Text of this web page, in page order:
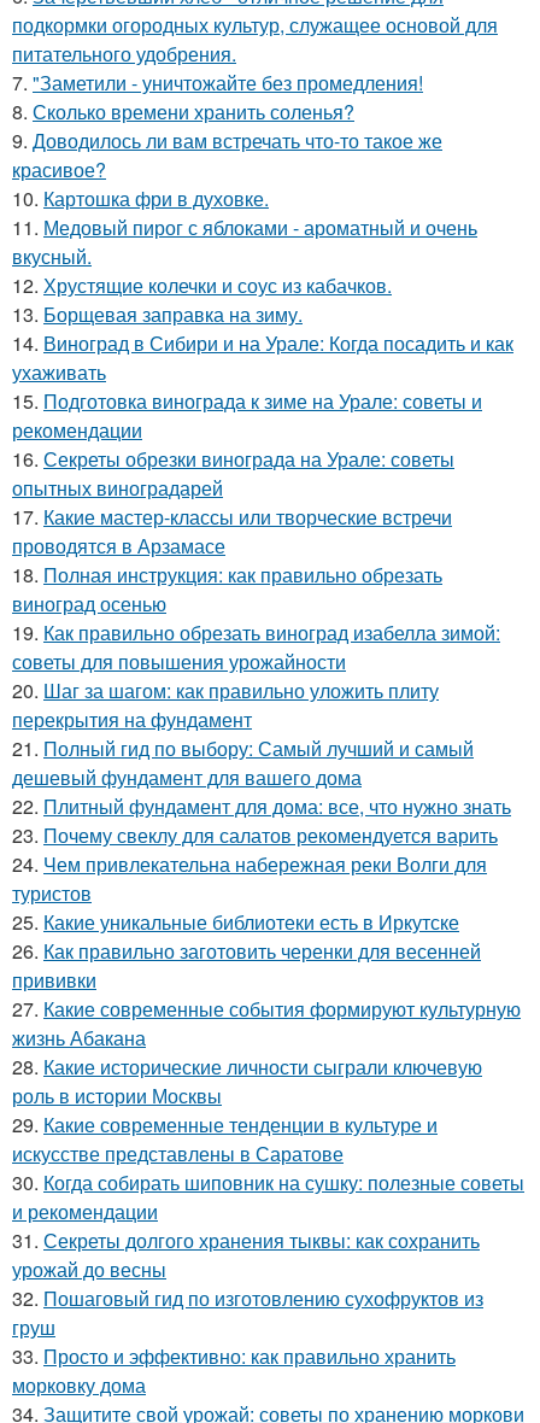
подкормки огородных культур, служащее основой для
питательного удобрения.
7. "Заметили - уничтожайте без промедления!
8. Сколько времени хранить соленья?
9. Доводилось ли вам встречать что-то такое же
красивое?
10. Картошка фри в духовке.
11. Медовый пирог с яблоками - ароматный и очень
вкусный.
12. Хрустящие колечки и соус из кабачков.
13. Борщевая заправка на зиму.
14. Виноград в Сибири и на Урале: Когда посадить и как
ухаживать
15. Подготовка винограда к зиме на Урале: советы и
рекомендации
16. Секреты обрезки винограда на Урале: советы
опытных виноградарей
17. Какие мастер-классы или творческие встречи
проводятся в Арзамасе
18. Полная инструкция: как правильно обрезать
виноград осенью
19. Как правильно обрезать виноград изабелла зимой:
советы для повышения урожайности
20. Шаг за шагом: как правильно уложить плиту
перекрытия на фундамент
21. Полный гид по выбору: Самый лучший и самый
дешевый фундамент для вашего дома
22. Плитный фундамент для дома: все, что нужно знать
23. Почему свеклу для салатов рекомендуется варить
24. Чем привлекательна набережная реки Волги для
туристов
25. Какие уникальные библиотеки есть в Иркутске
26. Как правильно заготовить черенки для весенней
прививки
27. Какие современные события формируют культурную
жизнь Абакана
28. Какие исторические личности сыграли ключевую
роль в истории Москвы
29. Какие современные тенденции в культуре и
искусстве представлены в Саратове
30. Когда собирать шиповник на сушку: полезные советы
и рекомендации
31. Секреты долгого хранения тыквы: как сохранить
урожай до весны
32. Пошаговый гид по изготовлению сухофруктов из
груш
33. Просто и эффективно: как правильно хранить
морковку дома
34. Защитите свой урожай: советы по хранению моркови